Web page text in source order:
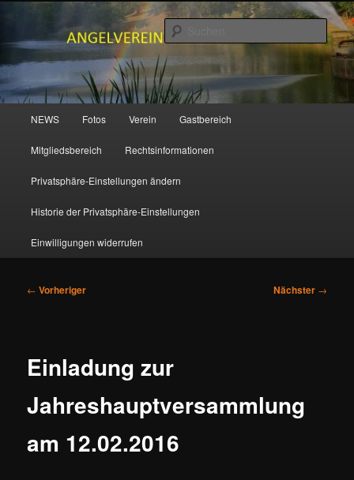
Inhalt
springenANGELVEREIN MUDENBACH e.V.
NEWS Fotos Verein Gastbereich
Mitgliedsbereich Rechtsinformationen
Privatsphäre-Einstellungen ändern
Historie der Privatsphäre-Einstellungen
Einwilligungen widerrufen
Beitragsnavigation
← Vorheriger Nächster →
Einladung zur
Jahreshauptversammlung
am 12.02.2016